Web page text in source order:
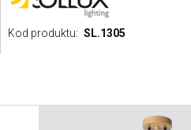
Kod produktu: SL.1305